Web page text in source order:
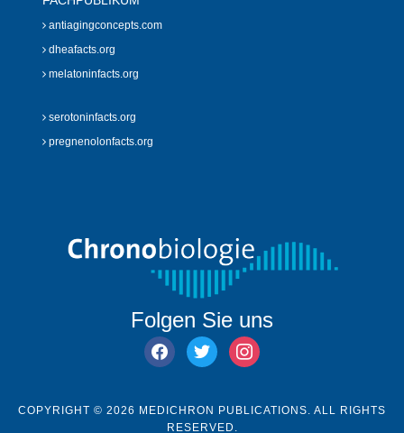
antiagingconcepts.com
dheafacts.org
melatoninfacts.org
serotoninfacts.org
pregnenolonfacts.org
Folgen Sie uns
facebook
twitter instagram
COPYRIGHT © 2026 MEDICHRON PUBLICATIONS. ALL RIGHTS
RESERVED.